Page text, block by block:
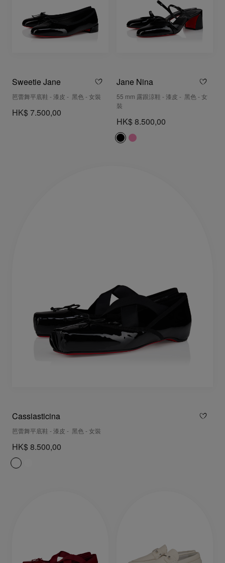
Sweetie Jane
芭蕾舞平底鞋 - 漆皮 - 黑色 - 女裝
HK$ 7.500,00
Jane Nina
55 mm 露跟涼鞋 - 漆皮 - 黑色 - 女
裝
HK$ 8.500,00
Cassiasticina
芭蕾舞平底鞋 - 漆皮 - 黑色 - 女裝
HK$ 8.500,00